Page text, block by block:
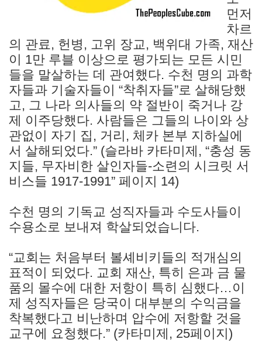
먼저
차르
의 관료, 헌병, 고위 장교, 백위대 가족, 재산
이 1만 루블 이상으로 평가되는 모든 시민
들을 말살하는 데 관여했다. 수천 명의 과학
자들과 기술자들이 “착취자들”로 살해당했
고, 그 나라 의사들의 약 절반이 죽거나 강
제 이주당했다. 사람들은 그들의 나이와 상
관없이 자기 집, 거리, 체카 본부 지하실에
서 살해되었다.” (슬라바 카타미제, “충성 동
지들, 무자비한 살인자들-소련의 시크릿 서
비스들 1917-1991” 페이지 14)
수천 명의 기독교 성직자들과 수도사들이
수용소로 보내져 학살되었습니다.
“교회는 처음부터 볼셰비키들의 적개심의
표적이 되었다. 교회 재산, 특히 은과 금 물
품의 몰수에 대한 저항이 특히 심했다…이
제 성직자들은 당국이 대부분의 수익금을
착복했다고 비난하며 압수에 저항할 것을
교구에 요청했다.” (카타미제, 25페이지)